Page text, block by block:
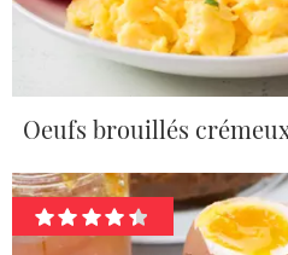
Oeufs brouillés